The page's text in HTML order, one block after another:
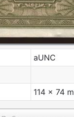
aUNC
114 x 74